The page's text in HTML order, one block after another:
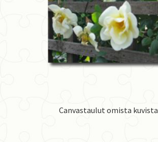
Canvastaulut omista kuvista